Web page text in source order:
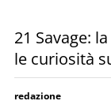
21 Savage:
le curiosità
redazione